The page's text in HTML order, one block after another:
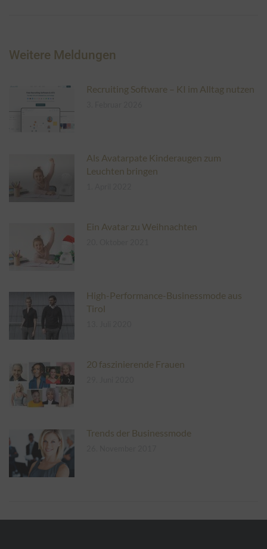
Weitere Meldungen
Recruiting Software – KI im Alltag nutzen
Als Avatarpate Kinderaugen zum
Leuchten bringen
Ein Avatar zu Weihnachten
High-Performance-Businessmode aus
Tirol
20 faszinierende Frauen
Trends der Businessmode